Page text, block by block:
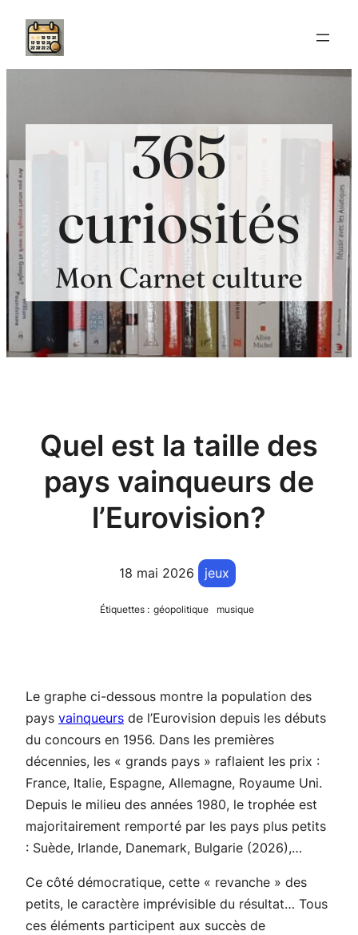
Aller
contenu
365
curiosités
Mon Carnet culture
Quel est la taille des
pays vainqueurs de
l’Eurovision?
18 mai 2026 jeux
Étiquettes : géopolitique musique
Le graphe ci-dessous montre la population des
pays vainqueurs de l’Eurovision depuis les débuts
du concours en 1956. Dans les premières
décennies, les « grands pays » raflaient les prix :
France, Italie, Espagne, Allemagne, Royaume Uni.
Depuis le milieu des années 1980, le trophée est
majoritairement remporté par les pays plus petits
: Suède, Irlande, Danemark, Bulgarie (2026),…
Ce côté démocratique, cette « revanche » des
petits, le caractère imprévisible du résultat… Tous
ces éléments participent aux succès de